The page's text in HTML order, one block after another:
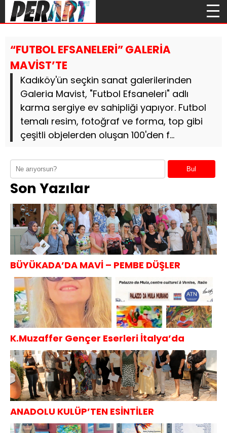
“FUTBOL EFSANELERİ” GALERİA
MAVİST’TE
Kadıköy'ün seçkin sanat galerilerinden
Galeria Mavist, "Futbol Efsaneleri" adlı
karma sergiye ev sahipliği yapıyor. Futbol
temalı resim, fotoğraf ve forma, top gibi
çeşitli objelerden oluşan 100'den f...
Bul
Son Yazılar
BÜYÜKADA’DA MAVİ – PEMBE DÜŞLER
K.Muzaffer Gençer Eserleri İtalya’da
ANADOLU KULÜP’TEN ESİNTİLER